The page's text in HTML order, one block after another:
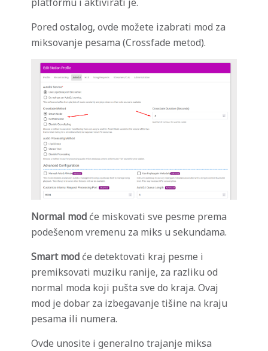
Pored ostalog, ovde možete izabrati mod za
miksovanje pesama (Crossfade metod).
Normal mod će miskovati sve pesme prema
podešenom vremenu za miks u sekundama.
Smart mod će detektovati kraj pesme i
premiksovati muziku ranije, za razliku od
normal moda koji pušta sve do kraja. Ovaj
mod je dobar za izbegavanje tišine na kraju
pesama ili numera.
Ovde unosite i generalno trajanje miksa